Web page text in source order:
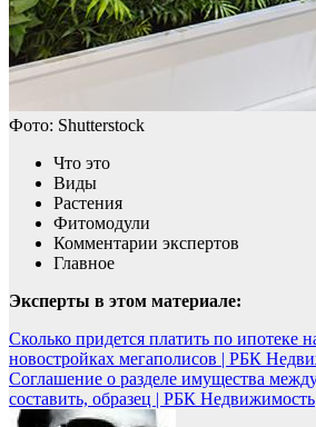
Фото: Shutterstock
Что это
Виды
Растения
Фитомодули
Комментарии экспертов
Главное
Эксперты в этом материале:
Навигация
по
записям
Сколько придется платить по ипотеке
новостройках мегаполисов | РБК
Соглашение о разделе имущества
составить, образец | РБК Недвижимость